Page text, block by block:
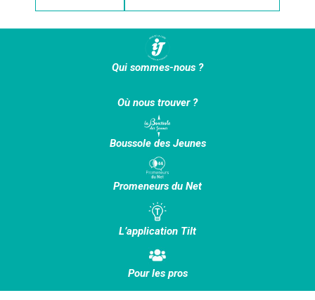
Qui sommes-nous ?
Où nous trouver ?
Boussole des Jeunes
Promeneurs du Net
L’application Tilt
Pour les pros